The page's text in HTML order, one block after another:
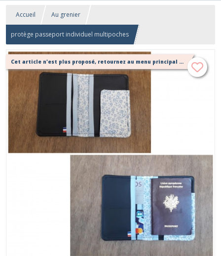
Accueil Au grenier
protège passeport individuel multipoches
Cet article n'est plus proposé, retournez au menu principal ou contactez moi!